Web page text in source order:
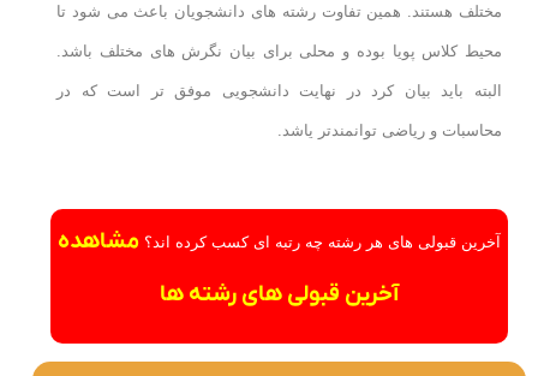
مختلف هستند. همین تفاوت رشته های دانشجویان باعث می شود تا
محیط کلاس پویا بوده و محلی برای بیان نگرش های مختلف باشد.
البته باید بیان کرد در نهایت دانشجویی موفق تر است که در
محاسبات و ریاضی توانمندتر یاشد.
آخرین قبولی های هر رشته چه رتبه ای کسب کرده اند؟ مشاهده
آخرین قبولی های رشته ها